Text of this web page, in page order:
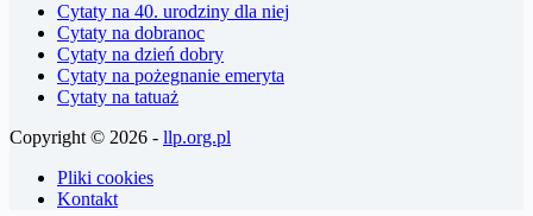
Cytaty na 40. urodziny dla niej
Cytaty na dobranoc
Cytaty na dzień dobry
Cytaty na pożegnanie emeryta
Cytaty na tatuaż
Copyright © 2026 - llp.org.pl
Pliki cookies
Kontakt